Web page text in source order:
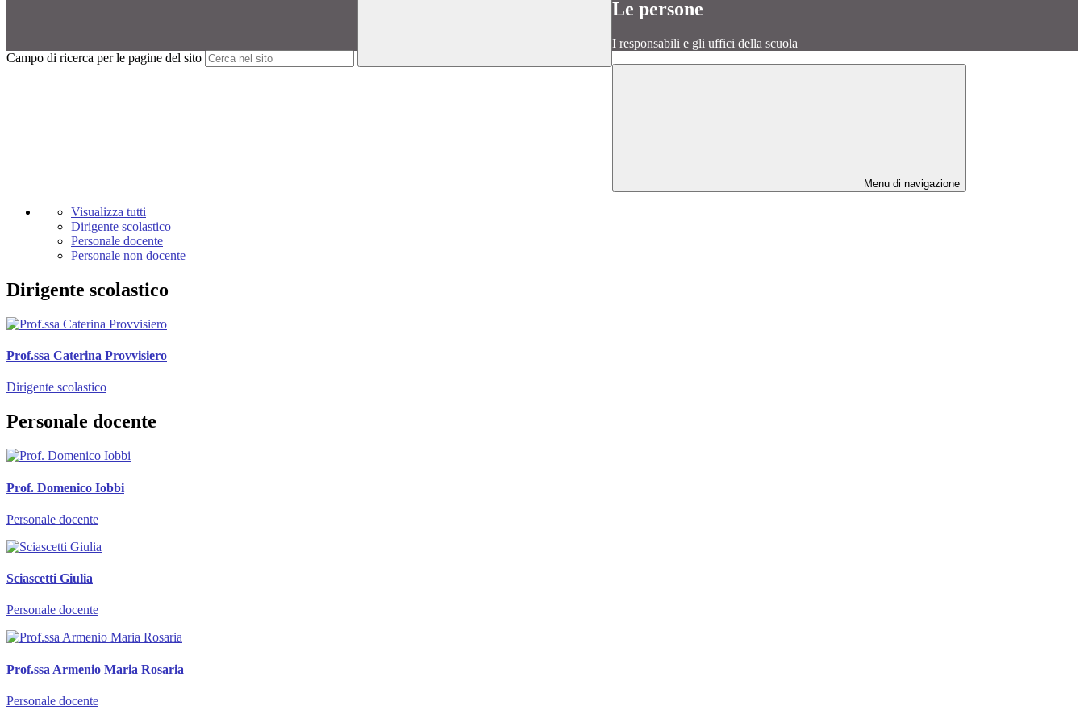
Campo di ricerca per le pagine del sito
Le persone
I responsabili e gli uffici della scuola
Menu di navigazione
Visualizza tutti
Dirigente scolastico
Personale docente
Personale non docente
Dirigente scolastico
Prof.ssa Caterina Provvisiero
Dirigente scolastico
Personale docente
Prof. Domenico Iobbi
Personale docente
Sciascetti Giulia
Personale docente
Prof.ssa Armenio Maria Rosaria
Personale docente